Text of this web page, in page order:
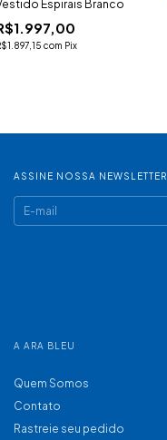
Espirais Branco
com Pix
ASSINE NOSSA NEWSLETTER
A ARA BLEU
Quem Somos
Contato
Rastreie seu pedido